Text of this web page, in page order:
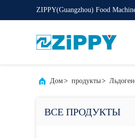
ZIPPY(Guangzhou) Food
Дом> продукты>
ВСЕ ПРОДУКТЫ